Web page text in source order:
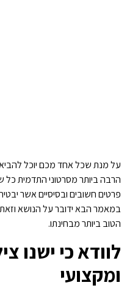
על מנת שכל אחד מכם יוכל
הרבה ביותר מסרטוני התדמית כל
פרטים חשובים ובסיסיים אשר
במאמר הבא ידובר על הנושא
הטוב ביותר מבחינתו.
לוודא כי ישנו
ומקצועי